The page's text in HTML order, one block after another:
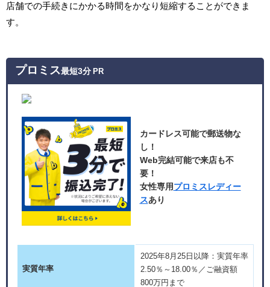
店舗での手続きにかかる時間をかなり短縮することができま
す。
プロミス最短3分 PR
カードレス可能で郵送物な
し！
Web完結可能で来店も不
要！
女性専用 プロミスレディー
ス あり
実質年率
2025年8月25日以降：実質年率
2.50％～18.00％／ご融資額
800万円まで